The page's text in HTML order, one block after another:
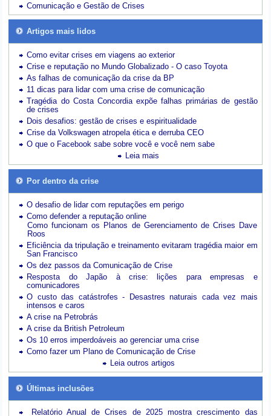
Comunicação e Gestão de Crises
Artigos mais lidos
Como evitar crises em viagens ao exterior
Crise e reputação no Mundo Globalizado - O caso Toyota
As falhas de comunicação da crise da BP
11 dicas para lidar com uma crise de comunicação
Tragédia do Costa Concordia expõe falhas primárias de gestão
de crises
Dois desafios: gestão de crises e espiritualidade
Crise da Volkswagen atropela ética e derruba CEO
O que o Facebook sabe sobre você e você nem sabe
Leia mais
Por dentro da crise
O desafio de lidar com reputações em perigo
Como defender a reputação online
Como funcionam os Planos de Gerenciamento de Crises Dave
Roos
Eficiência da tripulação e treinamento evitaram tragédia maior em
San Francisco
Os dez passos da Comunicação de Crise
Resposta do Japão à crise: lições para empresas e
comunicadores
O custo das catástrofes -
Desastres naturais cada vez mais
intensos e caros
A crise na Petrobrás
A crise da British Petroleum
Os 10 erros imperdoáveis ao gerenciar uma crise
Como fazer um Plano de Comunicação de Crise
Leia outros artigos
Últimas inclusões
Relatório Anual de Crises de 2025 mostra crescimento das